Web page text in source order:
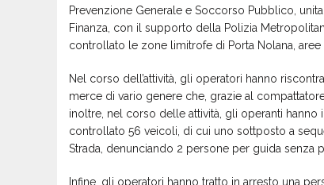
Prevenzione Generale e Soccorso Pubblico,
Finanza, con il supporto della Polizia
controllato le zone limitrofe di Porta Nolana,
Nel corso dell’attività, gli operatori hanno
merce di vario genere che, grazie al
inoltre, nel corso delle attività, gli operanti
controllato 56 veicoli, di cui uno sottposto a
Strada, denunciando 2 persone per guida senza
Infine, gli operatori hanno tratto in arresto una